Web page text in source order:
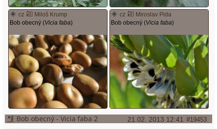
cz
Miloš Krump
Bob obecný (Vicia faba)
cz
Miroslav Pida
Bob obecný (Vicia faba)
21.02. 2013 12:41 #19453
Bob obecný - Vicia faba 2